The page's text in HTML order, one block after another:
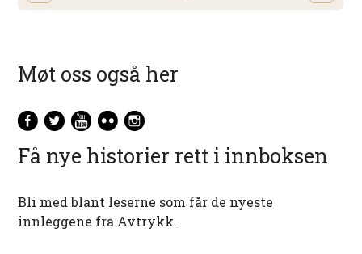
Møt oss også her
Få nye historier rett i innboksen
Bli med blant leserne som får de nyeste
innleggene fra Avtrykk.